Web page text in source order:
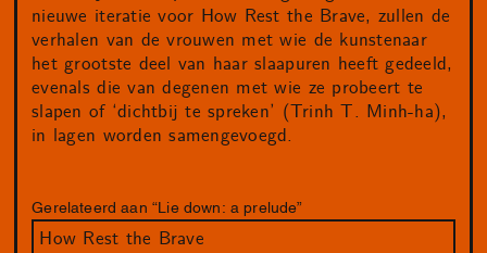
nieuwe iteratie voor How Rest the Brave, zullen de
verhalen van de vrouwen met wie de kunstenaar
het grootste deel van haar slaapuren heeft gedeeld,
evenals die van degenen met wie ze probeert te
slapen of ‘dichtbij te spreken’ (Trinh T. Minh-ha),
in lagen worden samengevoegd.
Gerelateerd aan “Lie down: a prelude”
How Rest the Brave